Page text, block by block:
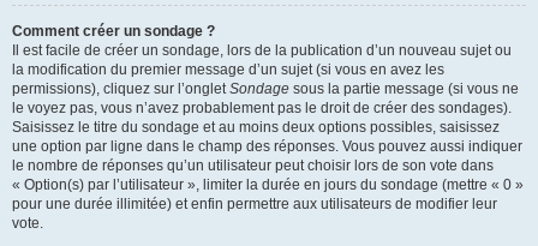
Comment créer un sondage ?
Il est facile de créer un sondage, lors de la publication d’un nouveau sujet ou
la modification du premier message d’un sujet (si vous en avez les
permissions), cliquez sur l’ongletSondage sous la partie message (si vous ne
le voyez pas, vous n’avez probablement pas le droit de créer des sondages).
Saisissez le titre du sondage et au moins deux options possibles, saisissez
une option par ligne dans le champ des réponses. Vous pouvez aussi indiquer
le nombre de réponses qu’un utilisateur peut choisir lors de son vote dans
« Option(s) par l’utilisateur », limiter la durée en jours du sondage (mettre « 0 »
pour une durée illimitée) et enfin permettre aux utilisateurs de modifier leur
vote.